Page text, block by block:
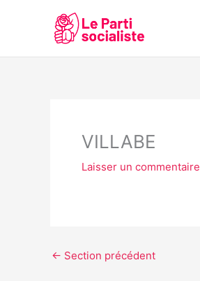
VILLABE
Laisser un commentaire
← Section précédent